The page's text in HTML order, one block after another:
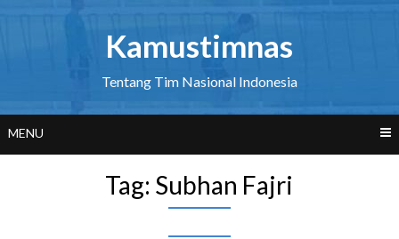
Kamustimnas
Tentang Tim Nasional Indonesia
MENU
Tag: Subhan Fajri